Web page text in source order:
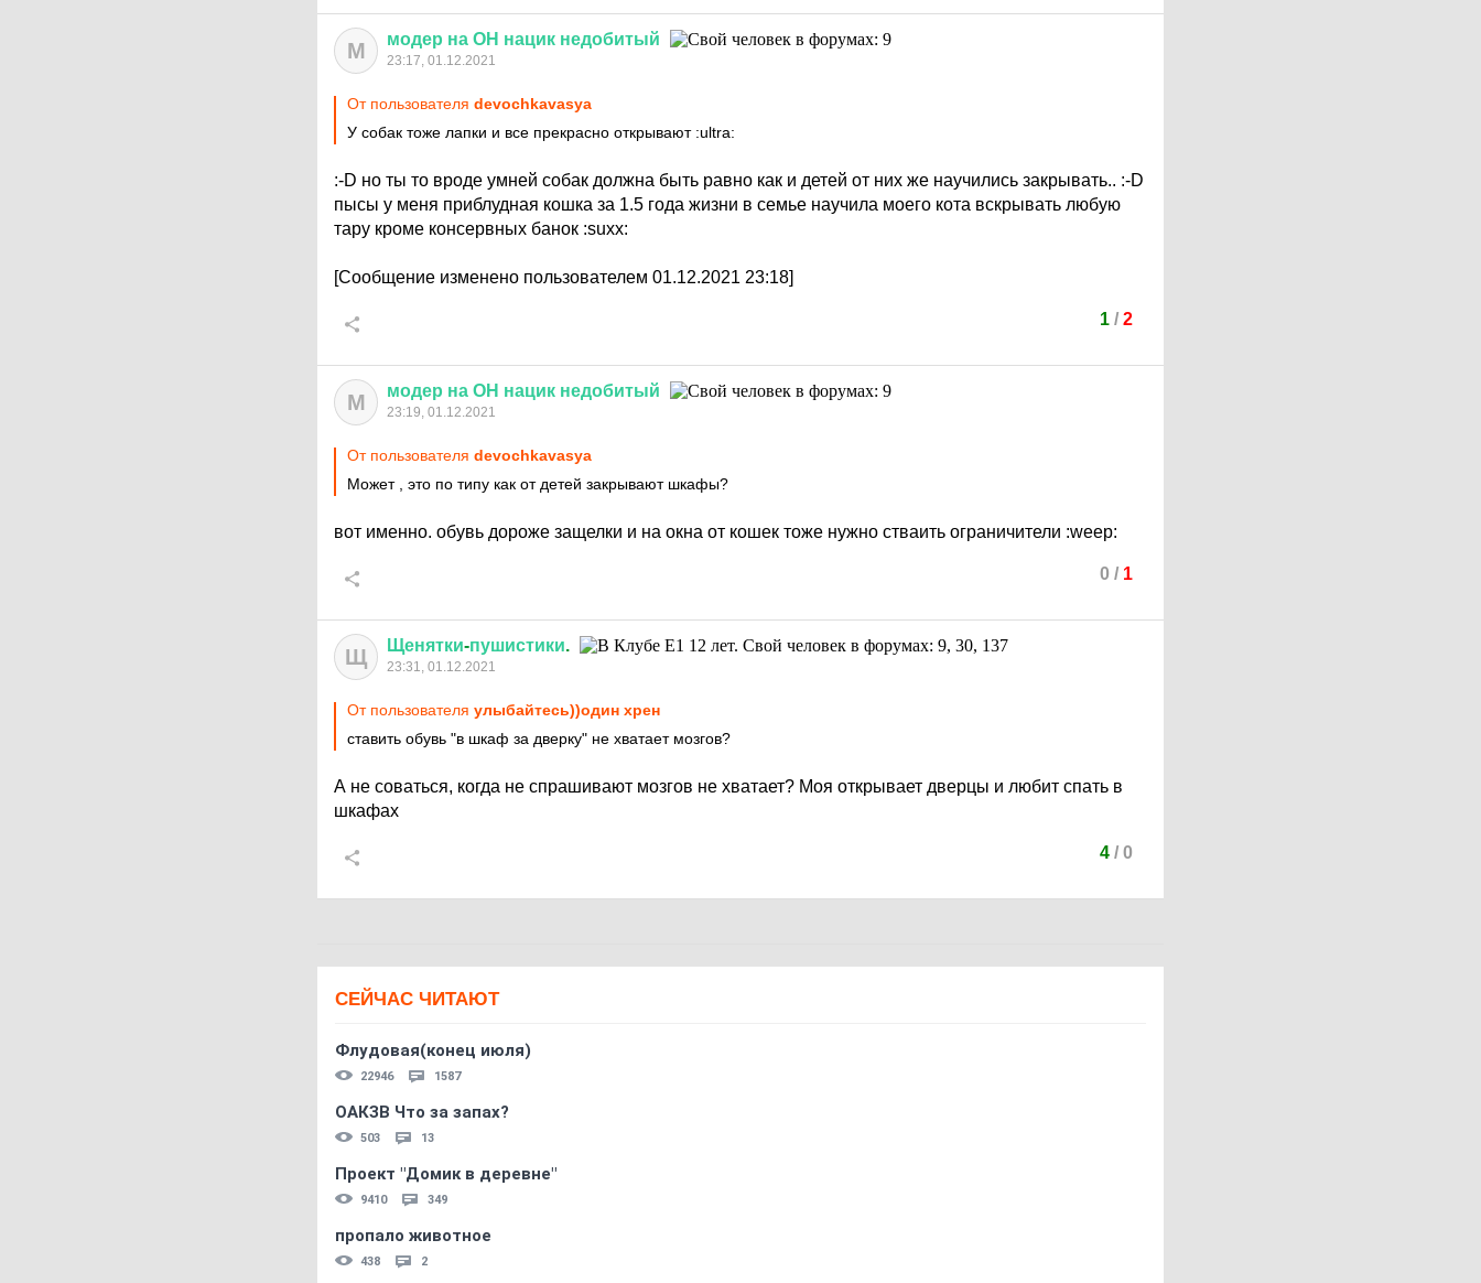
М модер на ОН нацик недобитый
23:17, 01.12.2021
От пользователя devochkavasya
У собак тоже лапки и все прекрасно открывают :ultra:
:-D но ты то вроде умней собак должна быть равно как и детей от них же научились закрывать.. :-D
пысы у меня приблудная кошка за 1.5 года жизни в семье научила моего кота вскрывать любую
тару кроме консервных банок :suxx:
[Сообщение изменено пользователем 01.12.2021 23:18]
1/ 2
М модер на ОН нацик недобитый
23:19, 01.12.2021
От пользователя devochkavasya
Может , это по типу как от детей закрывают шкафы?
вот именно. обувь дороже защелки и на окна от кошек тоже нужно стваить ограничители :weep:
0 / 1
Щ Щенятки-пушистики.
23:31, 01.12.2021
От пользователя улыбайтесь))один хрен
ставить обувь "в шкаф за дверку" не хватает мозгов?
А не соваться, когда не спрашивают мозгов не хватает? Моя открывает дверцы и любит спать в
шкафах
4/ 0
СЕЙЧАС ЧИТАЮТ
Флудовая(конец июля)
22946 1587
ОАКЗВ Что за запах?
503 13
Проект "Домик в деревне"
9410 349
пропало животное
438 2